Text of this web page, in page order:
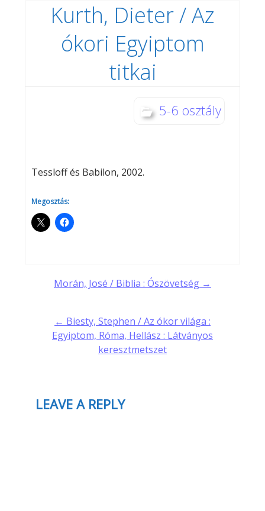
Kurth, Dieter / Az
ókori Egyiptom
titkai
5-6 osztály
Tessloff és Babilon, 2002.
Megosztás:
Post
navigation
Morán, José / Biblia : Ószövetség →
← Biesty, Stephen / Az ókor világa :
Egyiptom, Róma, Hellász : Látványos
keresztmetszet
LEAVE A REPLY